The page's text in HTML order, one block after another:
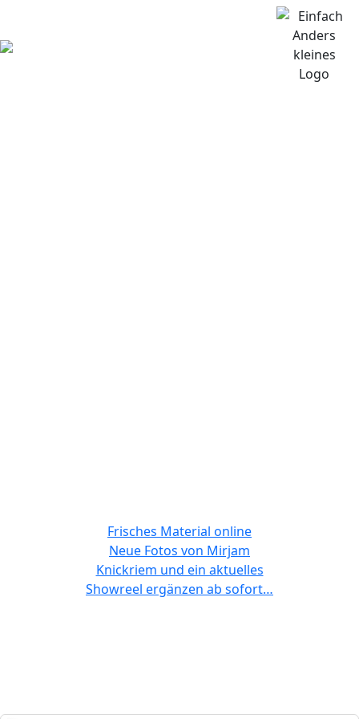
Frisches Material online
Neue Fotos von Mirjam
Knickriem und ein aktuelles
Showreel ergänzen ab sofort…